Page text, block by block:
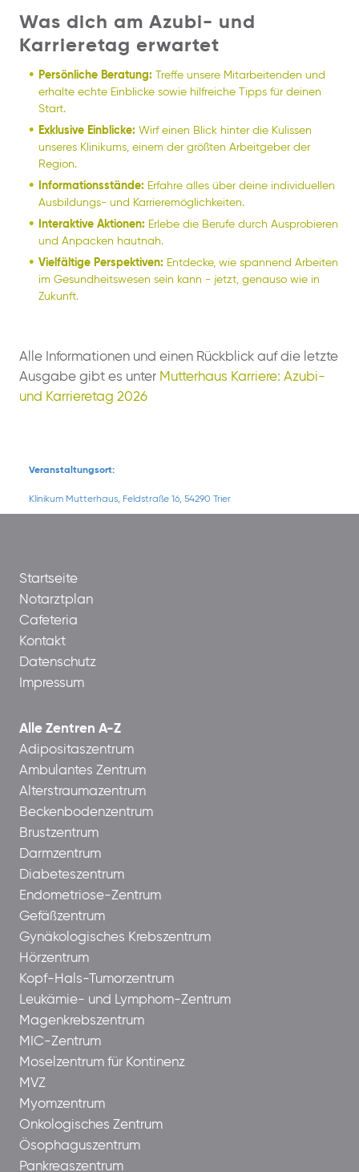
Was dich am Azubi- und
Karrieretag erwartet
Persönliche Beratung: Treffe unsere Mitarbeitenden und
erhalte echte Einblicke sowie hilfreiche Tipps für deinen
Start.
Exklusive Einblicke: Wirf einen Blick hinter die Kulissen
unseres Klinikums, einem der größten Arbeitgeber der
Region.
Informationsstände: Erfahre alles über deine individuellen
Ausbildungs- und Karrieremöglichkeiten.
Interaktive Aktionen: Erlebe die Berufe durch Ausprobieren
und Anpacken hautnah.
Vielfältige Perspektiven: Entdecke, wie spannend Arbeiten
im Gesundheitswesen sein kann - jetzt, genauso wie in
Zukunft.
Alle Informationen und einen Rückblick auf die letzte
Ausgabe gibt es unter Mutterhaus Karriere: Azubi-
und Karrieretag 2026
Veranstaltungsort:
Klinikum Mutterhaus, Feldstraße 16, 54290 Trier
Startseite
Notarztplan
Cafeteria
Kontakt
Datenschutz
Impressum
Alle Zentren A-Z
Adipositaszentrum
Ambulantes Zentrum
Alterstraumazentrum
Beckenbodenzentrum
Brustzentrum
Darmzentrum
Diabeteszentrum
Endometriose-Zentrum
Gefäßzentrum
Gynäkologisches Krebszentrum
Hörzentrum
Kopf-Hals-Tumorzentrum
Leukämie- und Lymphom-Zentrum
Magenkrebszentrum
MIC-Zentrum
Moselzentrum für Kontinenz
MVZ
Myomzentrum
Onkologisches Zentrum
Ösophaguszentrum
Pankreaszentrum